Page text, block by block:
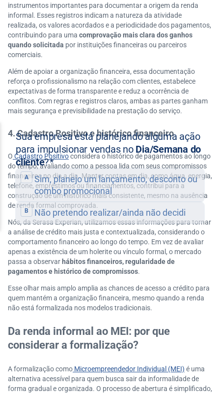
instrumentos importantes para documentar a origem da renda
informal. Esses registros indicam a natureza da atividade
realizada, os valores acordados e a periodicidade dos pagamentos,
contribuindo para uma comprovação mais clara dos ganhos
quando solicitada por instituições financeiras ou parceiros
comerciais.
Além de apoiar a organização financeira, essa documentação
reforça o profissionalismo na relação com clientes, estabelece
expectativas de forma transparente e reduz a ocorrência de
conflitos. Com regras e registros claros, ambas as partes ganham
mais segurança e previsibilidade na prestação do serviço.
4. Cadastro Positivo e histórico financeiro
O Cadastro Positivoconsidera o histórico de pagamentos ao longo
do tempo, avaliando como a pessoa lida com seus compromissos
financeiros no dia a dia. Manter contas em dia, como água, energia,
telefone, empréstimos ou financiamentos, contribui para a
construção de um histórico mais consistente, mesmo na ausência
de renda formal comprovada.
Nós, da Serasa Experian, utilizamos essas informações para tornar
a análise de crédito mais justa e contextualizada, considerando o
comportamento financeiro ao longo do tempo. Em vez de avaliar
apenas a existência de um holerite ou vínculo formal, o mercado
passa a observar hábitos financeiros, regularidade de
pagamentos e histórico de compromissos.
Esse olhar mais amplo amplia as chances de acesso a crédito para
quem mantém a organização financeira, mesmo quando a renda
não está formalizada nos modelos tradicionais.
Da renda informal ao MEI: por que
considerar a formalização?
A formalização como Microempreendedor Individual (MEI) é uma
alternativa acessível para quem busca sair da informalidade de
forma gradual e organizada. O processo de abertura é simplificado,